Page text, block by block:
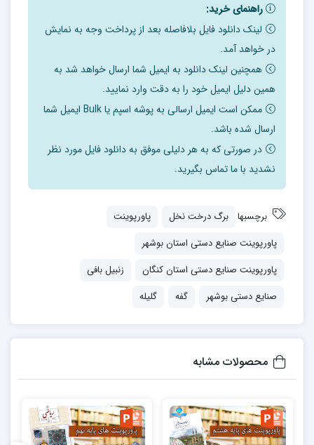
راهنمای خرید:
لینک دانلود فایل بلافاصله بعد از پرداخت وجه به نمایش
در خواهد آمد.
همچنین لینک دانلود به ایمیل شما ارسال خواهد شد به
همین دلیل ایمیل خود را به دقت وارد نمایید.
ممکن است ایمیل ارسالی به پوشه اسپم یا Bulk ایمیل شما
ارسال شده باشد.
در صورتی که به هر دلیلی موفق به دانلود فایل مورد نظر
نشدید با ما تماس بگیرید.
برچسبها برگ درخت نخل
پاورپوینت
پاورپوینت صنایع دستی استان بوشهر
پاورپوینت صنایع دستی استان کنگان
زنبیل بافی
صنایع دستی بوشهر
گفه گلیله
محصولات مشابه